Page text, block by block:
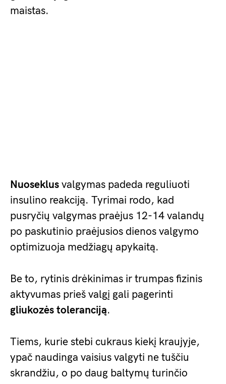
maistas.
Nuoseklus valgymas padeda reguliuoti
insulino reakciją. Tyrimai rodo, kad
pusryčių valgymas praėjus 12-14 valandų
po paskutinio praėjusios dienos valgymo
optimizuoja medžiagų apykaitą.
Be to, rytinis drėkinimas ir trumpas fizinis
aktyvumas prieš valgį gali pagerinti
gliukozės toleranciją.
Tiems, kurie stebi cukraus kiekį kraujyje,
ypač naudinga vaisius valgyti ne tuščiu
skrandžiu, o po daug baltymų turinčio